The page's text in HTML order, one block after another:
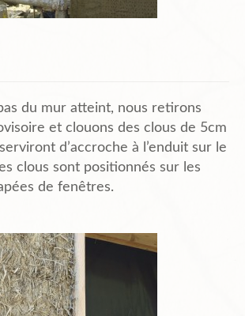
du mur atteint, nous retirons
et clouons des clous de 5cm
d’accroche à l’enduit sur le
clous sont positionnés sur les
de fenêtres.